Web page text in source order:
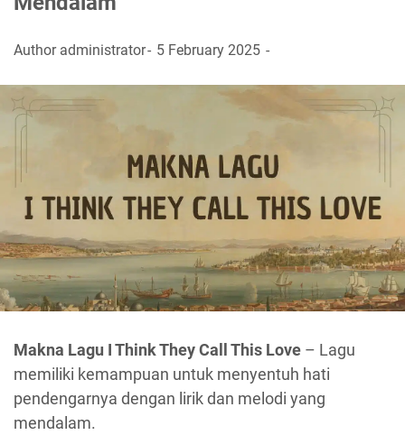
Author administrator 5 February 2025
Makna Lagu I Think They Call This Love – Lagu
memiliki kemampuan untuk menyentuh hati
pendengarnya dengan lirik dan melodi yang
mendalam.